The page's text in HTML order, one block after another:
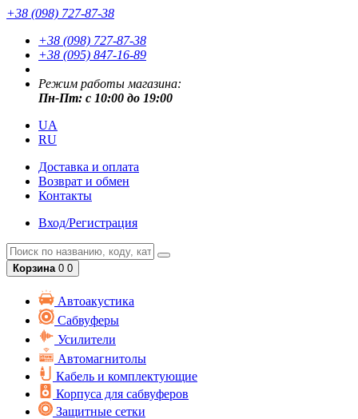
+38 (098) 727-87-38
+38 (098) 727-87-38
+38 (095) 847-16-89
Режим работы магазина:
Пн-Пт: с 10:00 до 19:00
UA
RU
Доставка и оплата
Возврат и обмен
Контакты
Вход/Регистрация
Корзина 0 0
Автоакустика
Сабвуферы
Усилители
Автомагнитолы
Кабель и комплектующие
Корпуса для сабвуферов
Защитные сетки